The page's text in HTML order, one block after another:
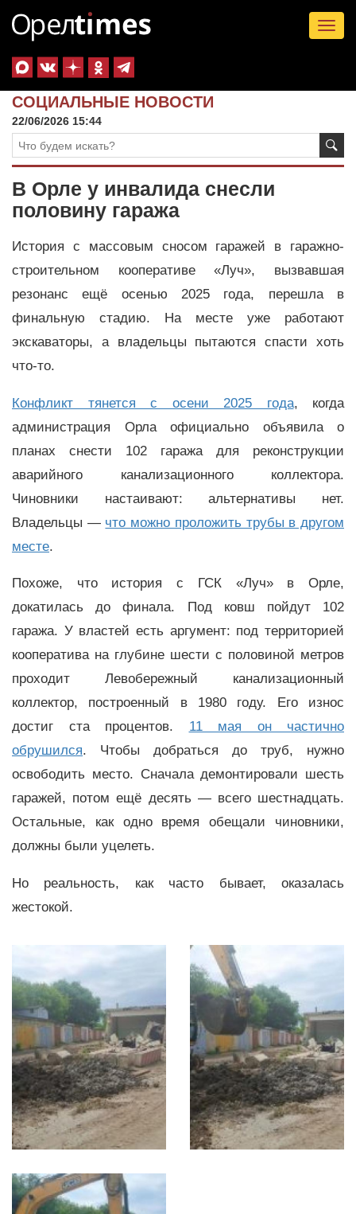
СОЦИАЛЬНЫЕ НОВОСТИ
22/06/2026 15:44
В Орле у инвалида снесли
половину гаража
История с массовым сносом гаражей в гаражно-
строительном кооперативе «Луч», вызвавшая
резонанс ещё осенью 2025 года, перешла в
финальную стадию. На месте уже работают
экскаваторы, а владельцы пытаются спасти хоть
что-то.
Конфликт тянется с осени 2025 года, когда
администрация Орла официально объявила о
планах снести 102 гаража для реконструкции
аварийного канализационного коллектора.
Чиновники настаивают: альтернативы нет.
Владельцы — что можно проложить трубы в другом
месте.
Похоже, что история с ГСК «Луч» в Орле,
докатилась до финала. Под ковш пойдут 102
гаража. У властей есть аргумент: под территорией
кооператива на глубине шести с половиной метров
проходит Левобережный канализационный
коллектор, построенный в 1980 году. Его износ
достиг ста процентов. 11 мая он частично
обрушился. Чтобы добраться до труб, нужно
освободить место. Сначала демонтировали шесть
гаражей, потом ещё десять — всего шестнадцать.
Остальные, как одно время обещали чиновники,
должны были уцелеть.
Но реальность, как часто бывает, оказалась
жестокой.